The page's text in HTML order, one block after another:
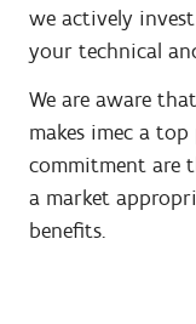
we actively
your technical
We are aware
makes imec a
commitment are
a market
benefits.